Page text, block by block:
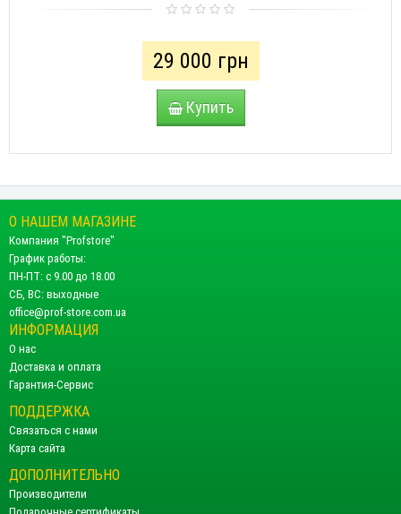
29 000 грн
Купить
О НАШЕМ МАГАЗИНЕ
Компания "Profstore"
График работы:
ПН-ПТ: с 9.00 до 18.00
СБ, ВС: выходные
office@prof-store.com.ua
ИНФОРМАЦИЯ
О нас
Доставка и оплата
Гарантия-Сервис
ПОДДЕРЖКА
Связаться с нами
Карта сайта
ДОПОЛНИТЕЛЬНО
Производители